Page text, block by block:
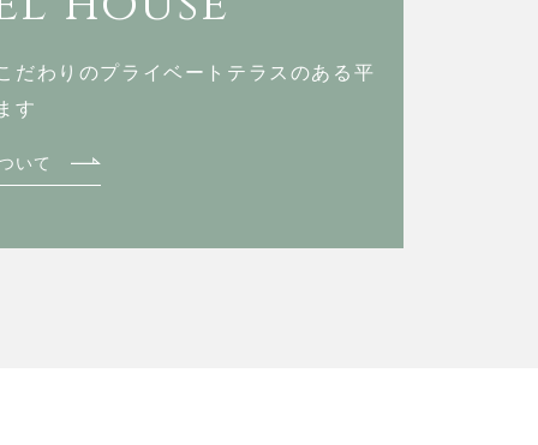
だわりのプライベートテラスのある 平
す
いて